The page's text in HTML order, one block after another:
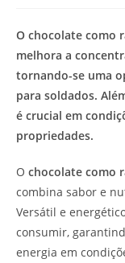
O chocolate como
melhora a
tornando-se uma
para soldados.
é crucial em
propriedades.
O chocolate como
combina sabor e
Versátil e
consumir,
energia em